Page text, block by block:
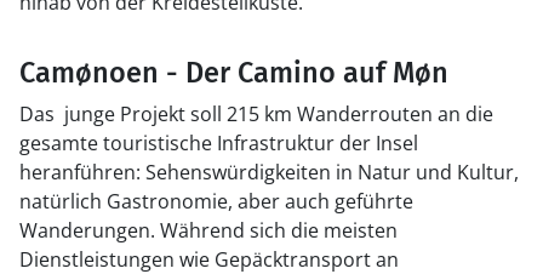
Camønoen - Der Camino auf Møn
Das junge Projekt soll 215 km Wanderrouten an die
gesamte touristische Infrastruktur der Insel
heranführen: Sehenswürdigkeiten in Natur und Kultur,
natürlich Gastronomie, aber auch geführte
Wanderungen. Während sich die meisten
Dienstleistungen wie Gepäcktransport an